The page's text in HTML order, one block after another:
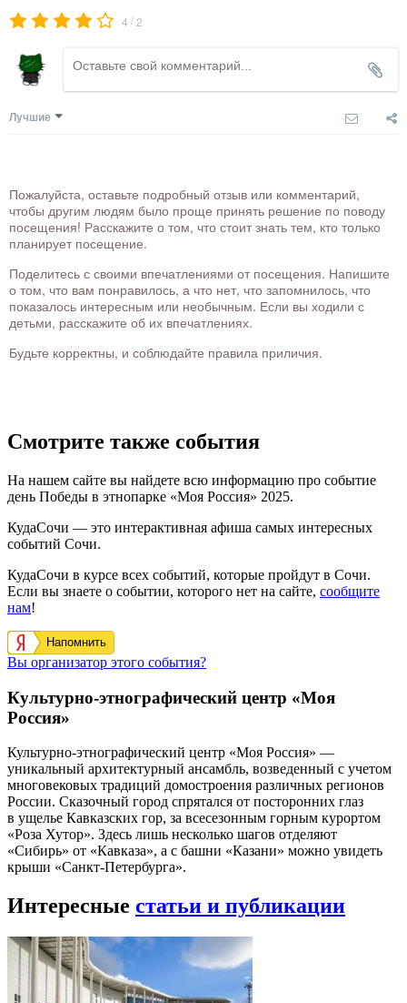
4 /2
Лучшие
Пожалуйста, оставьте подробный отзыв или комментарий,
чтобы другим людям было проще принять решение по поводу
посещения! Расскажите о том, что стоит знать тем, кто только
планирует посещение.
Поделитесь с своими впечатлениями от посещения. Напишите
о том, что вам понравилось, а что нет, что запомнилось, что
показалось интересным или необычным. Если вы ходили с
детьми, расскажите об их впечатлениях.
Будьте корректны, и соблюдайте правила приличия.
Смотрите также события
На нашем сайте вы найдете всю информацию про событие
день Победы в этнопарке «Моя Россия» 2025.
КудаСочи — это интерактивная афиша самых интересных
событий Сочи.
КудаСочи в курсе всех событий, которые пройдут в Сочи.
Если вы знаете о событии, которого нет на сайте, сообщите
нам!
Напомнить
Вы организатор этого события?
Культурно-этнографический центр «Моя
Россия»
Культурно-этнографический центр «Моя Россия» —
уникальный архитектурный ансамбль, возведенный с учетом
многовековых традиций домостроения различных регионов
России. Сказочный город спрятался от посторонних глаз
в ущелье Кавказских гор, за всесезонным горным курортом
«Роза Хутор». Здесь лишь несколько шагов отделяют
«Сибирь» от «Кавказа», а с башни «Казани» можно увидеть
крыши «Санкт-Петербурга».
Интересные статьи и публикации